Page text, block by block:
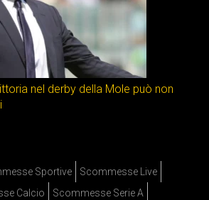
nel derby della Mole può non
Sportive
Scommesse Live
Calcio
Scommesse Serie A